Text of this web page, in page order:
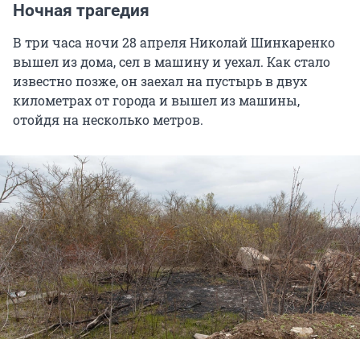
Ночная трагедия
В три часа ночи 28 апреля Николай Шинкаренко
вышел из дома, сел в машину и уехал. Как стало
известно позже, он заехал на пустырь в двух
километрах от города и вышел из машины,
отойдя на несколько метров.